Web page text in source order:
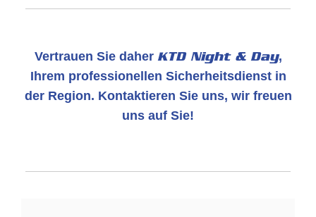
Vertrauen Sie daher KTD Night & Day,
Ihrem professionellen Sicherheitsdienst in
der Region. Kontaktieren Sie uns, wir freuen
uns auf Sie!